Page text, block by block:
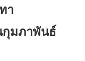
า
กุมภาพันธ์